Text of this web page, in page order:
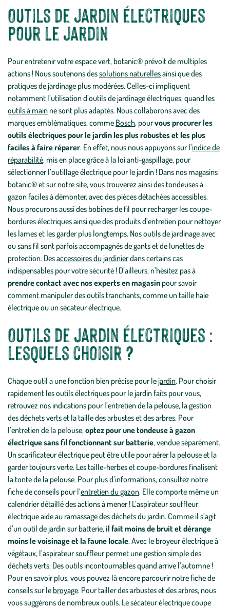
Outils de jardin électriques
pour le jardin
Pour entretenir votre espace vert, botanic® prévoit de multiples
actions ! Nous soutenons dessolutions naturellesainsi que des
pratiques de jardinage plus modérées. Celles-ci impliquent
notamment l’utilisation d’outils de jardinage électriques, quand les
outils à main ne sont plus adaptés. Nous collaborons avec des
marques emblématiques, comme Bosch, pourvous procurer les
outils électriques pour le jardin les plus robustes et les plus
faciles à faire réparer. En effet, nous nous appuyons sur l’indice de
réparabilité, mis en place grâce à la loi anti-gaspillage, pour
sélectionner l’outillage électrique pour le jardin ! Dans nos magasins
botanic® et sur notre site, vous trouverez ainsi des tondeuses à
gazon faciles à démonter, avec des pièces détachées accessibles.
Nous procurons aussi des bobines de fil pour recharger les coupe-
bordures électriques ainsi que des produits d’entretien pour nettoyer
les lames et les garder plus longtemps. Nos outils de jardinage avec
ou sans fil sont parfois accompagnés de gants et de lunettes de
protection. Desaccessoires du jardinierdans certains cas
indispensables pour votre sécurité ! D’ailleurs, n’hésitez pas à
prendre contact avec nos experts en magasin pour savoir
comment manipuler des outils tranchants, comme un taille haie
électrique ou un sécateur électrique.
Outils de jardin électriques :
lesquels choisir ?
Chaque outil a une fonction bien précise pour lejardin. Pour choisir
rapidement les outils électriques pour le jardin faits pour vous,
retrouvez nos indications pour l’entretien de la pelouse, la gestion
des déchets verts et la taille des arbustes et des arbres. Pour
l’entretien de la pelouse,optez pour une tondeuse à gazon
électrique sans fil fonctionnant sur batterie, vendue séparément.
Un scarificateur électrique peut être utile pour aérer la pelouse et la
garder toujours verte. Les taille-herbes et coupe-bordures finalisent
la tonte de la pelouse. Pour plus d’informations, consultez notre
fiche de conseils pour l’entretien du gazon. Elle comporte même un
calendrier détaillé des actions à mener ! L’aspirateur souffleur
électrique aide au ramassage des déchets du jardin. Comme il s’agit
d’un outil de jardin sur batterie,il fait moins de bruit et dérange
moins le voisinage et la faune locale. Avec le broyeur électrique à
végétaux, l’aspirateur souffleur permet une gestion simple des
déchets verts. Des outils incontournables quand arrive l’automne !
Pour en savoir plus, vous pouvez là encore parcourir notre fiche de
conseils sur le broyage. Pour tailler des arbustes et des arbres, nous
vous suggérons de nombreux outils. Le sécateur électrique coupe